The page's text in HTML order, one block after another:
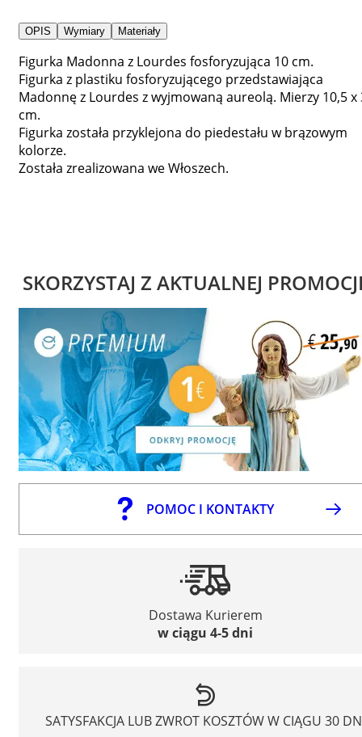
OPIS Wymiary Materiały
Figurka Madonna z Lourdes fosforyzująca 10 cm.
Figurka z plastiku fosforyzującego przedstawiająca
Madonnę z Lourdes z wyjmowaną aureolą. Mierzy 10,5 x
cm.
Figurka została przyklejona do piedestału w brązowym
kolorze.
Została zrealizowana we Włoszech.
SKORZYSTAJ Z AKTUALNEJ
POMOC I KONTAKTY
Dostawa Kurierem
w ciągu 4-5 dni
SATYSFAKCJA LUB ZWROT KOSZTÓW W CIĄGU 30